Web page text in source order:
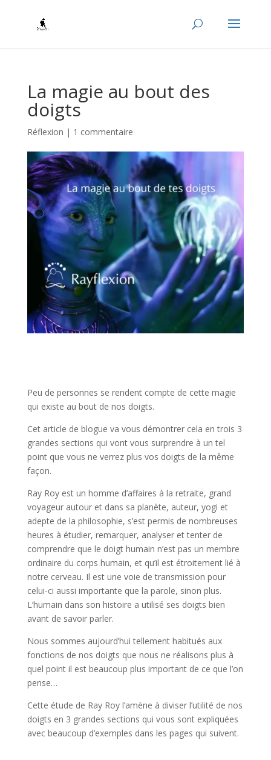
La magie au bout des
doigts
Réflexion | 1 commentaire
Peu de personnes se rendent compte de cette magie
qui existe au bout de nos doigts.
Cet article de blogue va vous démontrer cela en trois 3
grandes sections qui vont vous surprendre à un tel
point que vous ne verrez plus vos doigts de la même
façon.
Ray Roy est un homme d’affaires à la retraite, grand
voyageur autour et dans sa planète, auteur, yogi et
adepte de la philosophie, s’est permis de nombreuses
heures à étudier, remarquer, analyser et tenter de
comprendre que le doigt humain n’est pas un membre
ordinaire du corps humain, et qu’il est étroitement lié à
notre cerveau. Il est une voie de transmission pour
celui-ci aussi importante que la parole, sinon plus.
L’humain dans son histoire a utilisé ses doigts bien
avant de savoir parler.
Nous sommes aujourd’hui tellement habitués aux
fonctions de nos doigts que nous ne réalisons plus à
quel point il est beaucoup plus important de ce que l’on
pense…
Cette étude de Ray Roy l’amène à diviser l’utilité de nos
doigts en 3 grandes sections qui vous sont expliquées
avec beaucoup d’exemples dans les pages qui suivent.